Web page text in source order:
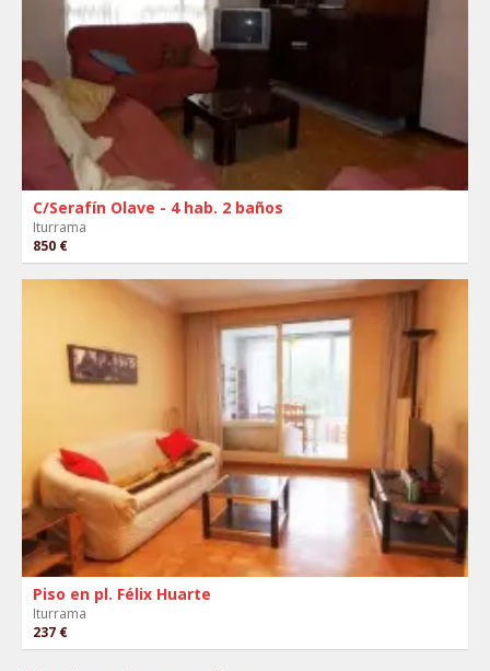
C/Serafín Olave - 4 hab. 2 baños
Iturrama
850 €
Piso en pl. Félix Huarte
Iturrama
237 €